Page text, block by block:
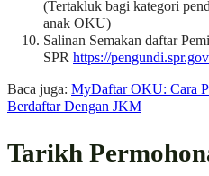
(Tertakluk bagi kategori
anak OKU)
Salinan Semakan daftar
SPR https://
Baca juga: MyDaftar OKU: Cara
Berdaftar Dengan JKM
Tarikh